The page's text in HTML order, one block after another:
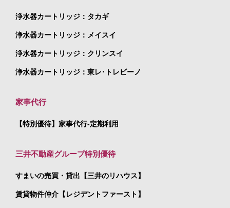
浄水器カートリッジ：タカギ
浄水器カートリッジ：メイスイ
浄水器カートリッジ：クリンスイ
浄水器カートリッジ：東レ･トレビーノ
家事代行
【特別優待】家事代行-定期利用
三井不動産グループ特別優待
すまいの売買・貸出【三井のリハウス】
賃貸物件仲介【レジデントファースト】